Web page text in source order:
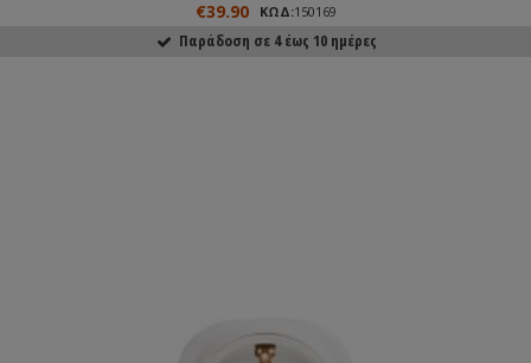
€39.90 ΚΩΔ:150169
Παράδοση σε 4 έως 10 ημέρες